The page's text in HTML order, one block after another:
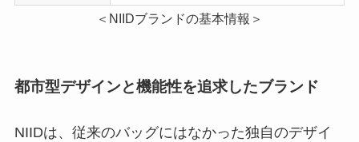
＜NIIDブランドの基本情報＞
都市型デザインと機能性を追求したブランド
NIIDは、従来のバッグにはなかった独自のデザイ